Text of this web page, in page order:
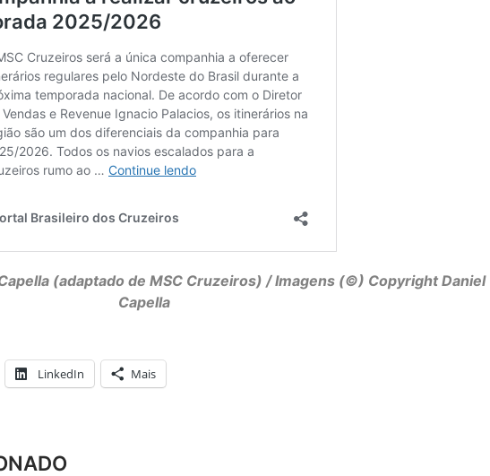
(adaptado de MSC Cruzeiros) / Imagens (©) Copyright Daniel
Capella
LinkedIn Mais